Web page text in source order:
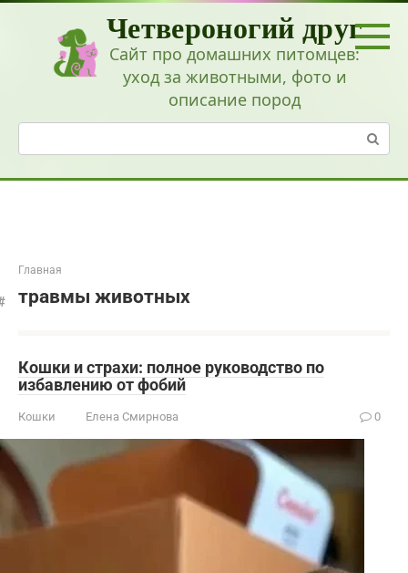
Перейти
Четвероногий друг
Сайт про домашних питомцев:
уход за животными, фото и
описание пород
Поиск:
Главная
травмы животных
Кошки и страхи: полное руководство по
избавлению от фобий
Кошки Елена Смирнова 0